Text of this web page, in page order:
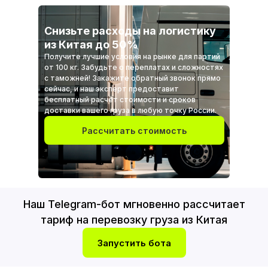
Снизьте расходы на логистику
из Китая до 50%
Получите лучшие условия на рынке для партий
от 100 кг. Забудьте о переплатах и сложностях
с таможней! Закажите обратный звонок прямо
сейчас, и наш эксперт предоставит
бесплатный расчет стоимости и сроков
доставки вашего груза в любую точку России.
Рассчитать стоимость
Наш Telegram-бот мгновенно рассчитает
тариф на перевозку груза из Китая
Запустить бота